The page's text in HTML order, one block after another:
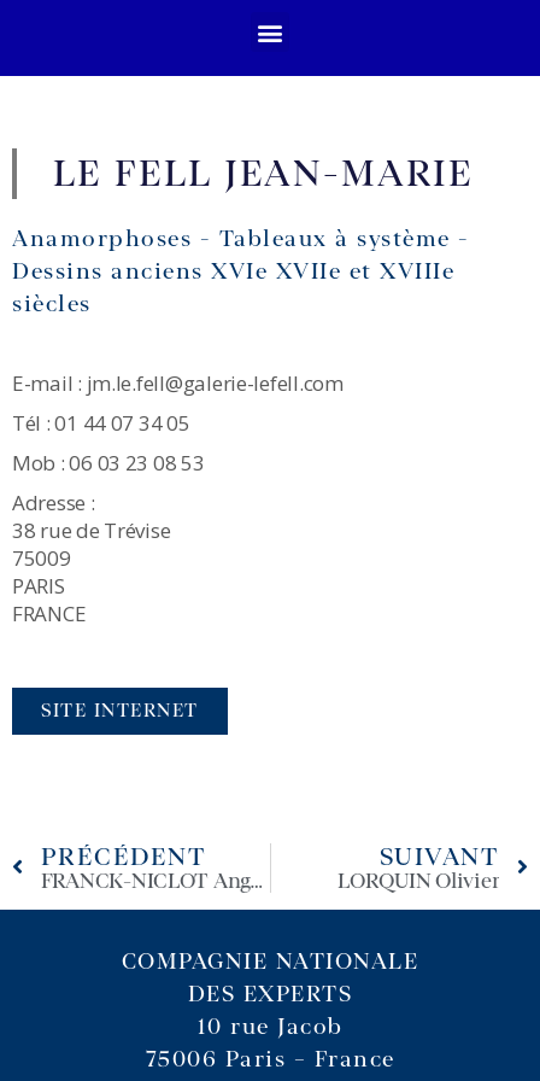
LE FELL JEAN-MARIE
Anamorphoses - Tableaux à système -
Dessins anciens XVIe XVIIe et XVIIIe
siècles
E-mail : jm.le.fell@galerie-lefell.com
Tél : 01 44 07 34 05
Mob : 06 03 23 08 53
Adresse :
38 rue de Trévise
75009
PARIS
FRANCE
SITE INTERNET
PRÉCÉDENT
FRANCK-NICLOT Angélique
SUIVANT
LORQUIN Olivier
COMPAGNIE NATIONALE
DES EXPERTS
10 rue Jacob
75006 Paris – France